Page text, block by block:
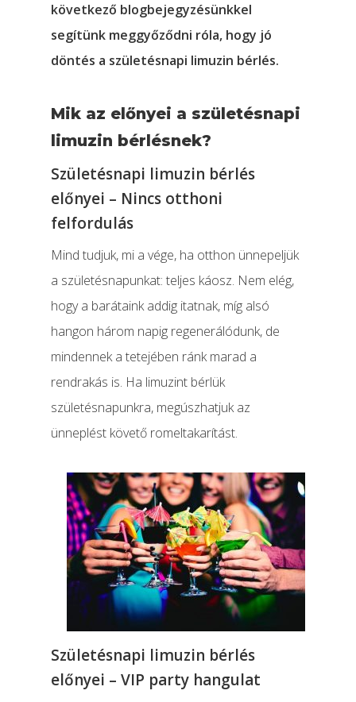
következő blogbejegyzésünkkel
segítünk meggyőződni róla, hogy jó
döntés a születésnapi limuzin bérlés.
Mik az előnyei a születésnapi
limuzin bérlésnek?
Születésnapi limuzin bérlés
előnyei – Nincs otthoni
felfordulás
Mind tudjuk, mi a vége, ha otthon ünnepeljük
a születésnapunkat: teljes káosz. Nem elég,
hogy a barátaink addig itatnak, míg alsó
hangon három napig regenerálódunk, de
mindennek a tetejében ránk marad a
rendrakás is. Ha limuzint bérlük
születésnapunkra, megúszhatjuk az
ünneplést követő romeltakarítást.
Születésnapi limuzin bérlés
előnyei – VIP party hangulat